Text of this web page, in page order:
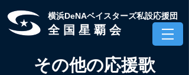
​横浜DeNAベイスターズ私設応援団
全 国 星 覇 会
​その他の応援歌​